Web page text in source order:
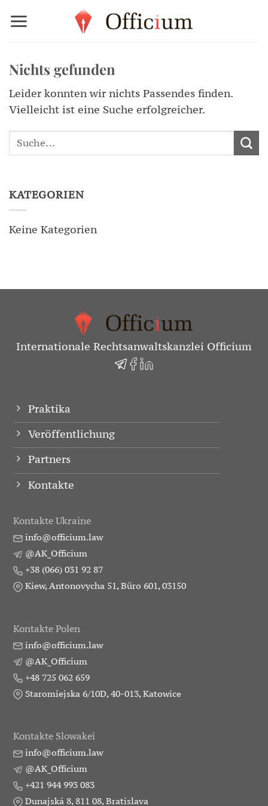
Inhalt
Nichts gefunden
Leider konnten wir nichts Passendes finden.
Vielleicht ist eine Suche erfolgreicher.
KATEGORIEN
Keine Kategorien
Internationale Rechtsanwaltskanzlei Officium
Praktika
Veröffentlichung
Partners
Kontakte
Kontakte Ukraine
info@officium.law
@AK_Officium
+38 (066) 031 92 87
Kiew, Antonovycha 51, Büro 601, 03150
Kontakte Polen
info@officium.law
@AK_Officium
+48 725 062 659
Staromiejska 6/10D, 40-013, Katowice
Kontakte Slowakei
info@officium.law
@AK_Officium
+421 944 993 083
Dunajská 8, 811 08, Bratislava